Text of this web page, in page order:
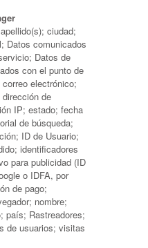
ciudad;
Datos comunicados
Datos de
con el punto de
electrónico;
de
IP; estado; fecha
de búsqueda;
ID de Usuario;
identificadores
para publicidad (ID
o IDFA, por
de pago;
nombre;
país; Rastreadores;
de usuarios; visitas